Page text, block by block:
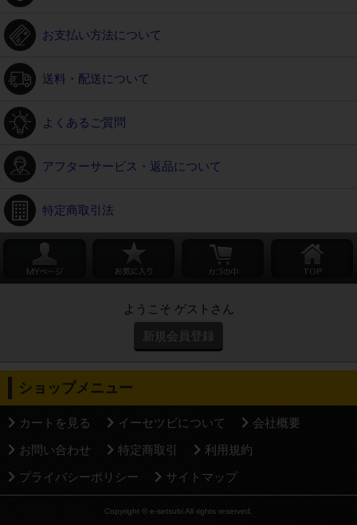
お支払い方法について
送料・配送について
よくあるご質問
アフターサービス・返品について
特定商取引法
ようこそ ゲストさん
新規会員登録
ショップメニュー
カートを見る イーセツビについて
会社概要
お問い合わせ
特定商取引
利用規約
プライバシーポリシー
サイトマップ
Copyright © e-setsubi All rights reserved.